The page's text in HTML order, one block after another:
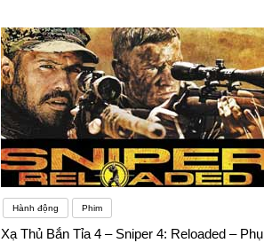
Hành động Phim
Xạ Thủ Bắn Tỉa 4 – Sniper 4: Reloaded – Phụ